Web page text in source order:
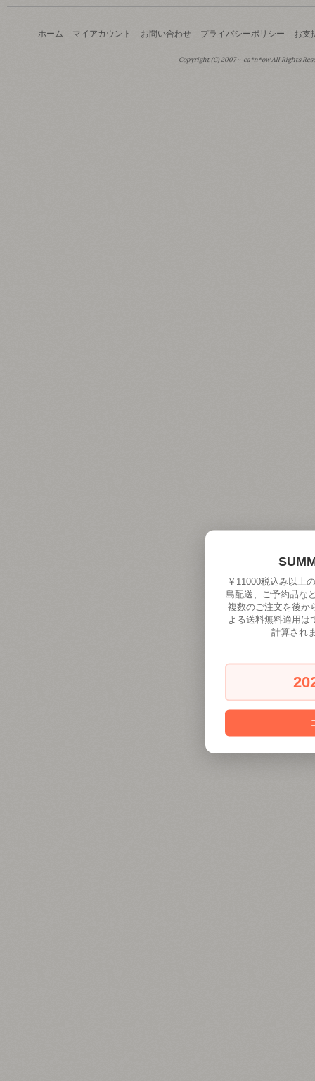
ホーム マイアカウント お問い合わせ プライバシーポリシー お支
Copyright (C) 2007～ ca*n*ow All Rights
￥11000税込み以上
島配送、ご予約品な
複数のご注文を後か
よる送料無料適用は
計算され